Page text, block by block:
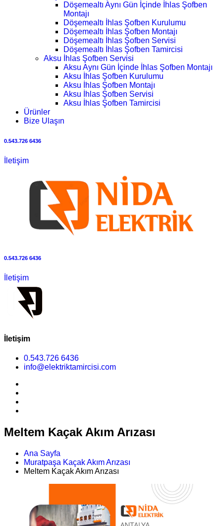
Döşemealtı Aynı Gün İçinde İhlas Şofben
Montajı
Döşemealtı İhlas Şofben Kurulumu
Döşemealtı İhlas Şofben Montajı
Döşemealtı İhlas Şofben Servisi
Döşemealtı İhlas Şofben Tamircisi
Aksu İhlas Şofben Servisi
Aksu Aynı Gün İçinde İhlas Şofben Montajı
Aksu İhlas Şofben Kurulumu
Aksu İhlas Şofben Montajı
Aksu İhlas Şofben Servisi
Aksu İhlas Şofben Tamircisi
Ürünler
Bize Ulaşın
0.543.726 6436
İletişim
0.543.726 6436
İletişim
İletişim
0.543.726 6436
info@elektriktamircisi.com
Meltem Kaçak Akım Arızası
Ana Sayfa
Muratpaşa Kaçak Akım Arızası
Meltem Kaçak Akım Arızası